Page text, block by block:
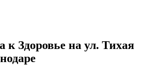
к Здоровье на ул. Тихая